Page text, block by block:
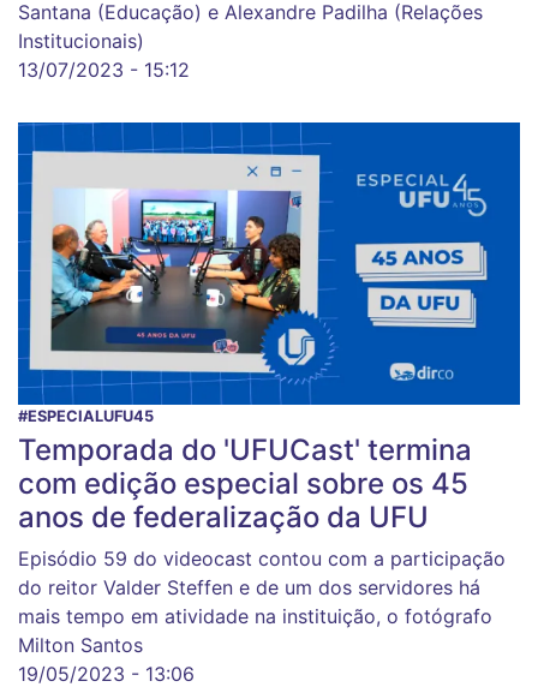
Santana (Educação) e Alexandre Padilha (Relações
Institucionais)
13/07/2023 - 15:12
#ESPECIALUFU45
Temporada do 'UFUCast' termina
com edição especial sobre os 45
anos de federalização da UFU
Episódio 59 do videocast contou com a participação
do reitor Valder Steffen e de um dos servidores há
mais tempo em atividade na instituição, o fotógrafo
Milton Santos
19/05/2023 - 13:06